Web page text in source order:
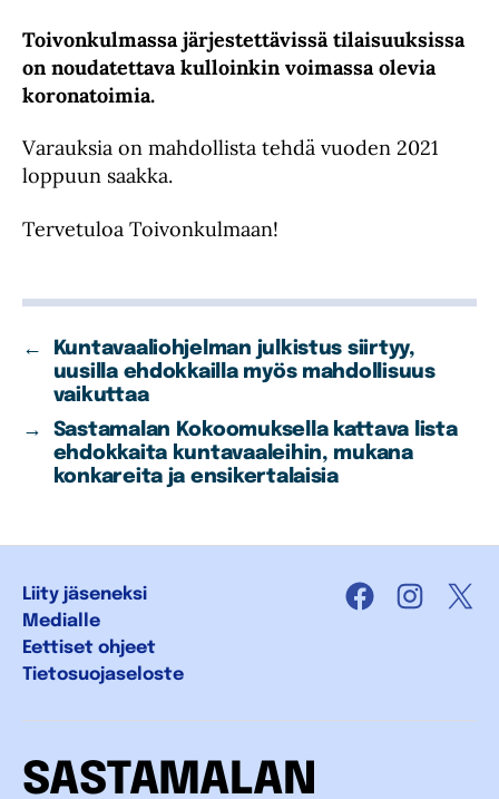
Toivonkulmassa järjestettävissä tilaisuuksissa
on noudatettava kulloinkin voimassa olevia
koronatoimia.
Varauksia on mahdollista tehdä vuoden 2021
loppuun saakka.
Tervetuloa Toivonkulmaan!
←
Kuntavaaliohjelman julkistus siirtyy,
uusilla ehdokkailla myös mahdollisuus
vaikuttaa
→
Sastamalan Kokoomuksella kattava lista
ehdokkaita kuntavaaleihin, mukana
konkareita ja ensikertalaisia
Liity jäseneksi
Medialle
Eettiset ohjeet
Tietosuojaseloste
Facebook X
SASTAMALAN